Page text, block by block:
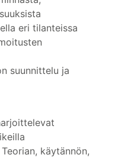
eri tilanteissa
suunnittelu ja
käytännön,